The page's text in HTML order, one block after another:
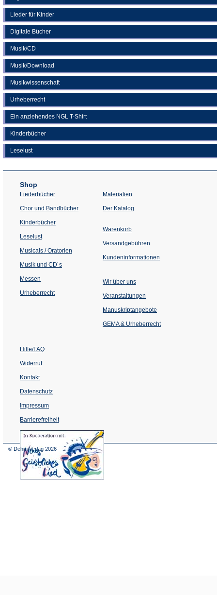
Lieder für Kinder
Digitale Bücher
Musik/CD
Musik/Download
Musikwissenschaft
Urheberrecht
Ein anziehendes NGL T-Shirt
Kinderbücher
Leselust
Shop
Liederbücher
Chor und Bandbücher
Kinderbücher
Leselust
Musicals / Oratorien
Musik und CD´s
Messen
Urheberrecht
Materialien
Der Katalog
Warenkorb
Versandgebühren
Kundeninformationen
Wir über uns
Veranstaltungen
einem
Tab)
Manuskriptangebote
GEMA & Urheberrecht
Hilfe/FAQ
Widerruf
Kontakt
Datenschutz
Impressum
Barrierefreiheit
(Öffnet
in
© Dehm Verlag 2026